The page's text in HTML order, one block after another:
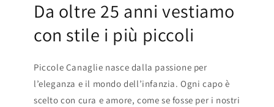
Da oltre 25 anni vestiamo
con stile i più piccoli
Piccole Canaglie nasce dalla passione per
l’eleganza e il mondo dell’infanzia. Ogni capo è
scelto con cura e amore, come se fosse per i nostri